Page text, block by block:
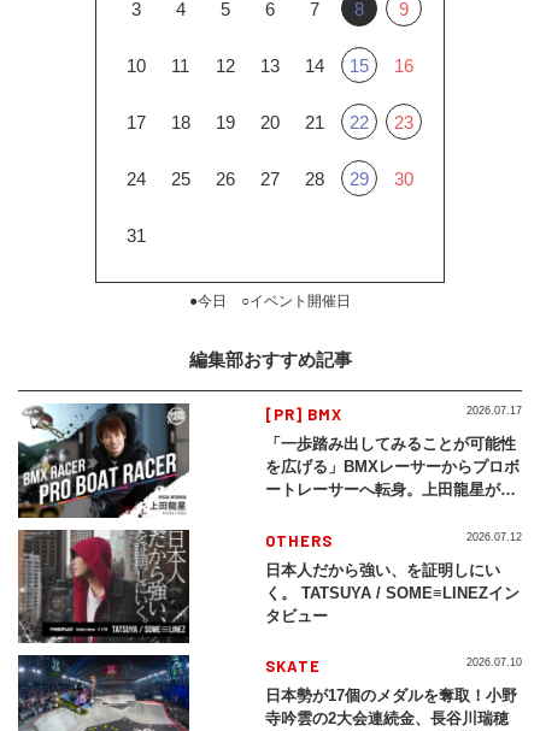
3 4 5 6 7 8 9
10 11 12 13 14 15 16
17 18 19 20 21 22 23
24 25 26 27 28 29 30
31
●今日 ○イベント開催日
編集部おすすめ記事
[PR] BMX
「一歩踏み出してみることが可能性
を広げる」BMXレーサーからプロボ
ートレーサーへ転身。上田龍星が体
2026.07.17
OTHERS
日本人だから強い、を証明しにい
く。 TATSUYA / SOME≡LINEZイン
タビュー
2026.07.12
SKATE
日本勢が17個のメダルを奪取！小野
寺吟雲の2大会連続金、長谷川瑞穂
2026.07.10